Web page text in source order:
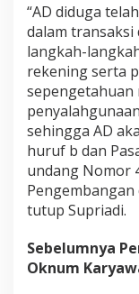
“AD diduga
dalam transaksi
langkah-
rekening serta
sepengetahuan
sehingga AD
huruf b dan
undang Nomor
tutup Supriadi.
Sebelumnya
Oknum